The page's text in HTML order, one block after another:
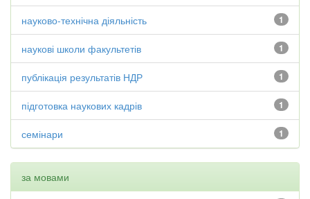
1
науково-технічна діяльність
1
наукові школи факультетів
1
публікація результатів НДР
1
підготовка наукових кадрів
1
семінари
за мовами